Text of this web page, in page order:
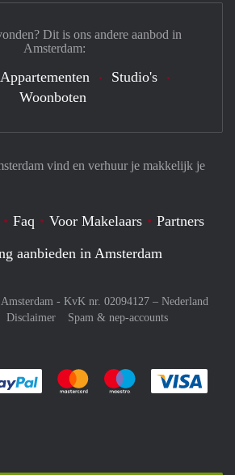
vind en verhuur je makkelijk je
Faq Voor Makelaars
Partners
aanbieden in Amsterdam
- KvK nr. 02094127 – Nederland
Disclaimer
Spam & nep-accounts
Je rekent gemakkelijk af met Paypal
Je rekent gemakkelijk af met
Je rekent
Dit is ons andere aanbod in
Amsterdam:
Appartementen
Studio's
Woonboten